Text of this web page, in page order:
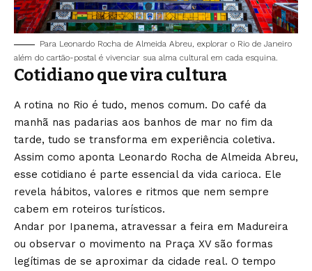
Para Leonardo Rocha de Almeida Abreu, explorar o Rio de Janeiro
além do cartão-postal é vivenciar sua alma cultural em cada esquina.
Cotidiano que vira cultura
A rotina no Rio é tudo, menos comum. Do café da
manhã nas padarias aos banhos de mar no fim da
tarde, tudo se transforma em experiência coletiva.
Assim como aponta Leonardo Rocha de Almeida Abreu,
esse cotidiano é parte essencial da vida carioca. Ele
revela hábitos, valores e ritmos que nem sempre
cabem em roteiros turísticos.
Andar por Ipanema, atravessar a feira em Madureira
ou observar o movimento na Praça XV são formas
legítimas de se aproximar da cidade real. O tempo